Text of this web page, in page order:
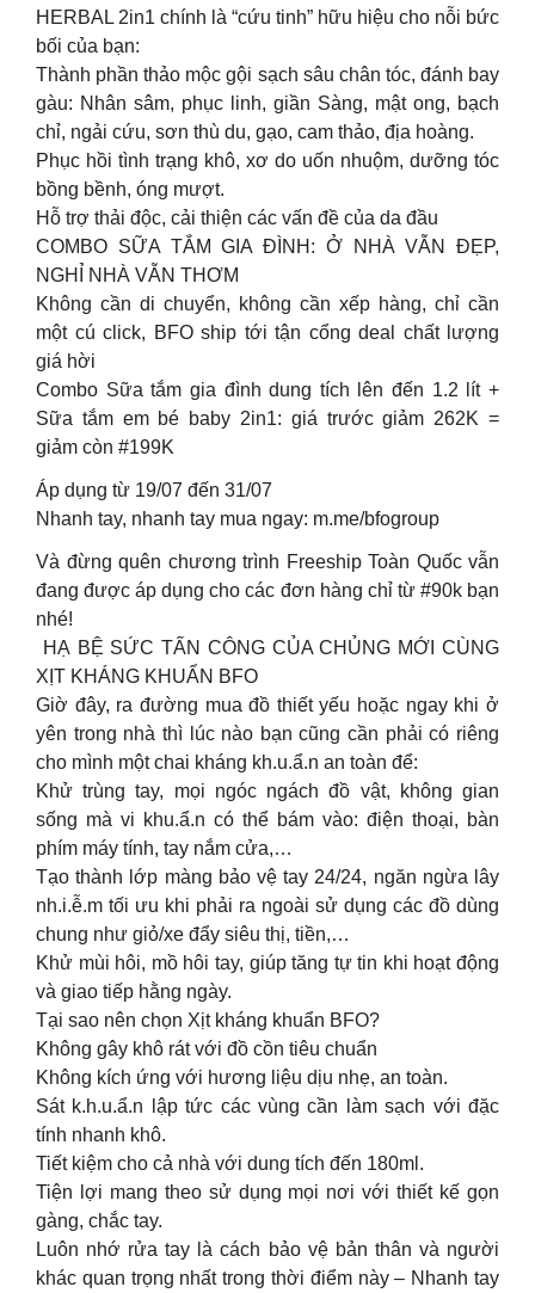
HERBAL 2in1 chính là “cứu tinh” hữu hiệu cho nỗi bức
bối của bạn:
Thành phần thảo mộc gội sạch sâu chân tóc, đánh bay
gàu: Nhân sâm, phục linh, giần Sàng, mật ong, bạch
chỉ, ngải cứu, sơn thù du, gạo, cam thảo, địa hoàng.
Phục hồi tình trạng khô, xơ do uốn nhuộm, dưỡng tóc
bồng bềnh, óng mượt.
Hỗ trợ thải độc, cải thiện các vấn đề của da đầu
COMBO SỮA TẮM GIA ĐÌNH: Ở NHÀ VẪN ĐẸP,
NGHỈ NHÀ VẪN THƠM
Không cần di chuyển, không cần xếp hàng, chỉ cần
một cú click, BFO ship tới tận cổng deal chất lượng
giá hời
Combo Sữa tắm gia đình dung tích lên đến 1.2 lít +
Sữa tắm em bé baby 2in1: giá trước giảm 262K =
giảm còn #199K
Áp dụng từ 19/07 đến 31/07
Nhanh tay, nhanh tay mua ngay: m.me/bfogroup
Và đừng quên chương trình Freeship Toàn Quốc vẫn
đang được áp dụng cho các đơn hàng chỉ từ #90k bạn
nhé!
​ HẠ BỆ SỨC TẤN CÔNG CỦA CHỦNG MỚI CÙNG
XỊT KHÁNG KHUẨN BFO
Giờ đây, ra đường mua đồ thiết yếu hoặc ngay khi ở
yên trong nhà thì lúc nào bạn cũng cần phải có riêng
cho mình một chai kháng kh.u.ẩ.n an toàn để:
Khử trùng tay, mọi ngóc ngách đồ vật, không gian
sống mà vi khu.ẩ.n có thể bám vào: điện thoại, bàn
phím máy tính, tay nắm cửa,…
Tạo thành lớp màng bảo vệ tay 24/24, ngăn ngừa lây
nh.i.ễ.m tối ưu khi phải ra ngoài sử dụng các đồ dùng
chung như giỏ/xe đẩy siêu thị, tiền,…
Khử mùi hôi, mồ hôi tay, giúp tăng tự tin khi hoạt động
và giao tiếp hằng ngày.
Tại sao nên chọn Xịt kháng khuẩn BFO?
Không gây khô rát với đồ cồn tiêu chuẩn
Không kích ứng với hương liệu dịu nhẹ, an toàn.
Sát k.h.u.ẩ.n lập tức các vùng cần làm sạch với đặc
tính nhanh khô.
Tiết kiệm cho cả nhà với dung tích đến 180ml.
Tiện lợi mang theo sử dụng mọi nơi với thiết kế gọn
gàng, chắc tay.
Luôn nhớ rửa tay là cách bảo vệ bản thân và người
khác quan trọng nhất trong thời điểm này – Nhanh tay